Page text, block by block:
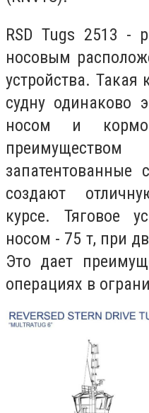
RSD Tugs 2513 -
носовым
устройства. Такая
судну одинаково
носом и
запатентованные
создают
курсе. Тяговое
носом - 75 т, при
Это дает
операциях в